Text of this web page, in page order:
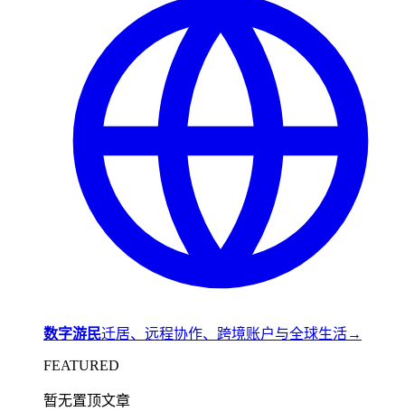
数字游民迁居、远程协作、跨境账户与全球生活→
FEATURED
暂无置顶文章